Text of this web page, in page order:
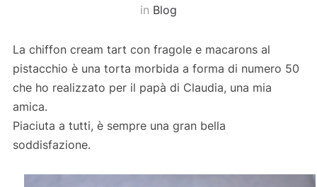
in Blog
La chiffon cream tart con fragole e macarons al
pistacchio è una torta morbida a forma di numero 50
che ho realizzato per il papà di Claudia, una mia
amica.
Piaciuta a tutti, è sempre una gran bella
soddisfazione.